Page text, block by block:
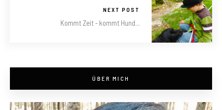
NEXT POST
Kommt Zeit - kommt Hund...
ÜBER MICH